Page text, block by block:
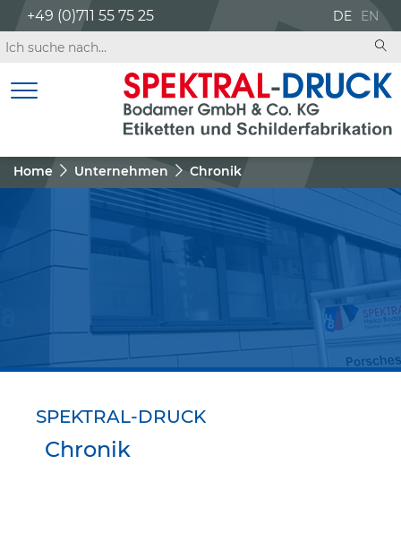
DE EN
+49 (0)711 55 75 25
Home Unternehmen Chronik
SPEKTRAL-DRUCK
Chronik